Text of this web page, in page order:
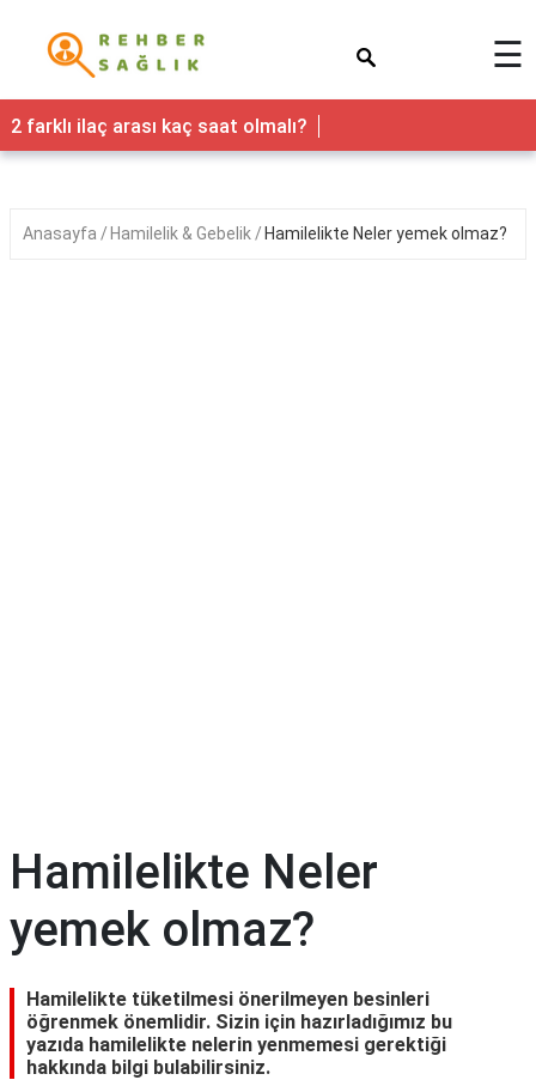
Sağlık
Yaşam
Nedir
☰
2 farklı ilaç arası kaç saat olmalı?
Anasayfa Hamilelik & Gebelik Hamilelikte Neler yemek olmaz?
Hamilelikte Neler
yemek olmaz?
Hamilelikte tüketilmesi önerilmeyen besinleri
öğrenmek önemlidir. Sizin için hazırladığımız bu
yazıda hamilelikte nelerin yenmemesi gerektiği
hakkında bilgi bulabilirsiniz.